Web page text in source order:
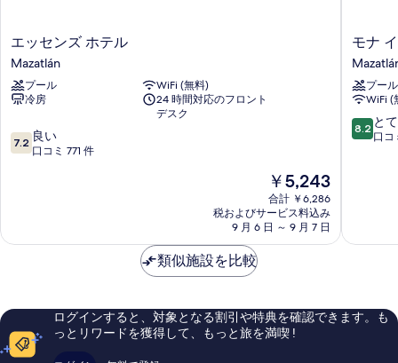
エ
ッ
セ
ン
ズ
テ
ル
エッセンズ ホテル
Mazatlán
プール
WiFi (無料)
冷房
24 時間対応のフロント
デスク
10
段
口
件
の
口
7.2 良い
口コミ 771 件
現
在
の
料
金
￥5,243
合計 ￥6,286
税およびサービス料込み
9 月 6 日 ～ 9 月 7 日
モ
ナ
イ
ン
モナ
プール
WiFi (
10
段
良
ミ
191
8.2 と
口コ
類似施設を比較
ログインすると、対象となる割引や特典を確認できます。も
っとリワードを獲得して、もっと旅を満喫 !